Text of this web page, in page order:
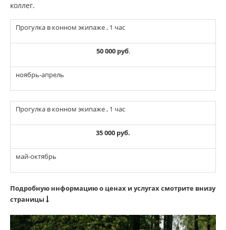
коллег.
Прогулка в конном экипаже , 1 час
50 000 руб.
ноябрь-апрель
Прогулка в конном экипаже , 1 час
35 000 руб.
май-октябрь
Подробную ннформацию о ценах и услугах смотрите внизу
страницы